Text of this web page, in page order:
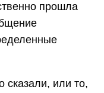
прошла
сказали, или то,